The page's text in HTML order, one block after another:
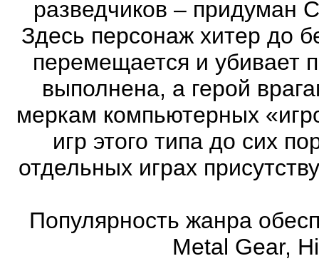
разведчиков – придуман
Здесь персонаж хитер до
перемещается и убивает
выполнена, а герой
меркам компьютерных
игр этого типа до сих
отдельных играх
Популярность жанра
Metal Gear,